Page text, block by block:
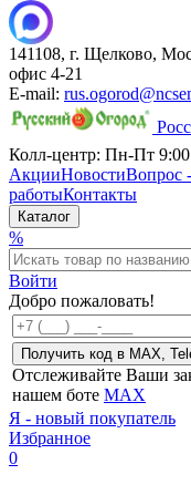
141108, г. Щелково,
офис 4-21
E-mail:
Колл-центр: Пн-Пт 9:00
АкцииНовостиВопрос
работыКонтакты
Каталог
%
Войти
Добро пожаловать!
Получить код в MAX,
Отслеживайте Ваши
нашем боте MAX
Я - новый покупатель
Избранное
0